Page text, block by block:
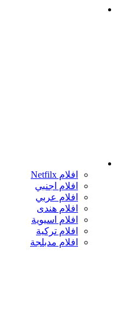
افلام Netfilx
افلام اجنبي
افلام عربي
افلام هندى
افلام اسيوية
افلام تركية
افلام مدبلجة